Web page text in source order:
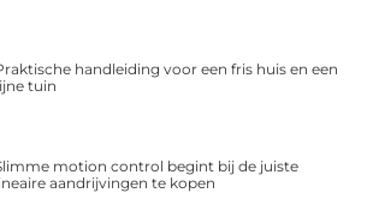
handleiding voor een fris huis en een
tuin
motion control begint bij de juiste
aandrijvingen te kopen